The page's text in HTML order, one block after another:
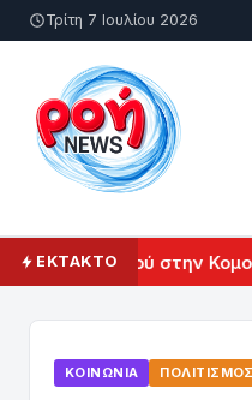
Τρίτη 7 Ιουλίου 2026
ΕΚΤΑΚΤΟ
Πολιτισμού στην
ΚΟΙΝΩΝΊΑ ΠΟΛΙΤΙΣΜΌΣ